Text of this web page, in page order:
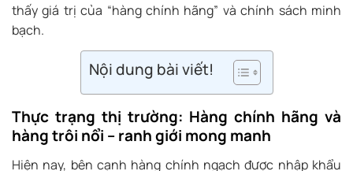
thấy giá trị của “hàng chính hãng” và chính sách minh
bạch.
Nội dung bài viết!
Thực trạng thị trường: Hàng chính hãng và
hàng trôi nổi – ranh giới mong manh
Hiện nay, bên cạnh hàng chính ngạch được nhập khẩu